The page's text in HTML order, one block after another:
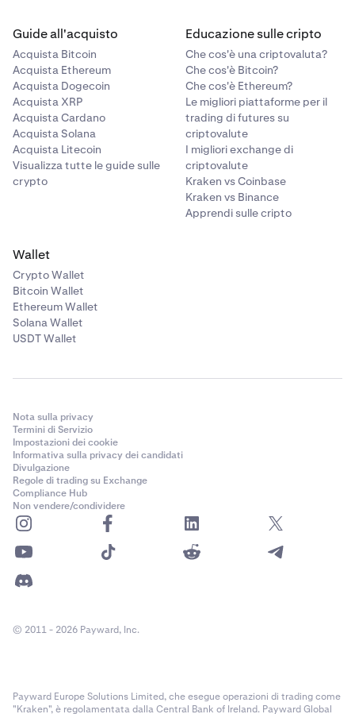
Guide all'acquisto
Acquista Bitcoin
Acquista Ethereum
Acquista Dogecoin
Acquista XRP
Acquista Cardano
Acquista Solana
Acquista Litecoin
Visualizza tutte le guide sulle
crypto
Educazione sulle cripto
Che cos'è una criptovaluta?
Che cos'è Bitcoin?
Che cos'è Ethereum?
Le migliori piattaforme per il
trading di futures su
criptovalute
I migliori exchange di
criptovalute
Kraken vs Coinbase
Kraken vs Binance
Apprendi sulle cripto
Wallet
Crypto Wallet
Bitcoin Wallet
Ethereum Wallet
Solana Wallet
USDT Wallet
Nota sulla privacy
Termini di Servizio
Impostazioni dei cookie
Informativa sulla privacy dei candidati
Divulgazione
Regole di trading su Exchange
Compliance Hub
Non vendere/condividere
© 2011 - 2026 Payward, Inc.
Payward Europe Solutions Limited, che esegue operazioni di trading come
"Kraken", è regolamentata dalla Central Bank of Ireland. Payward Global